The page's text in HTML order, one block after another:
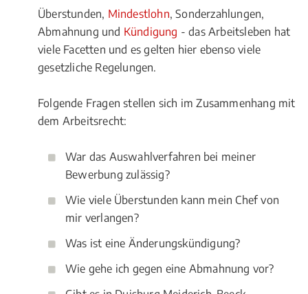
Überstunden, Mindestlohn, Sonderzahlungen,
Abmahnung und Kündigung - das Arbeitsleben hat
viele Facetten und es gelten hier ebenso viele
gesetzliche Regelungen.
Folgende Fragen stellen sich im Zusammenhang mit
dem Arbeitsrecht:
War das Auswahlverfahren bei meiner
Bewerbung zulässig?
Wie viele Überstunden kann mein Chef von
mir verlangen?
Was ist eine Änderungskündigung?
Wie gehe ich gegen eine Abmahnung vor?